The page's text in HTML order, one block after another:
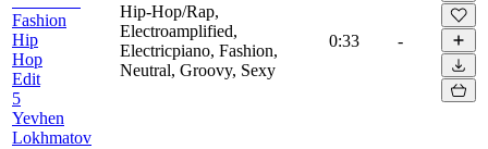
Fashion
Hip
Hop
Edit
5
Yevhen
Lokhmatov
Hip-Hop/Rap,
Electroamplified,
Electricpiano, Fashion,
Neutral, Groovy, Sexy
0:33 -